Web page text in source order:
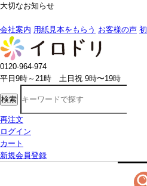
大切なお知らせ
の期間中は、一部の商品で生
会社案内 用紙見本をもらう お客様の声
0120-964-974
平日9時～21時 土日祝 9時〜19時
検索
再注文
ログイン
カート
新規会員登録